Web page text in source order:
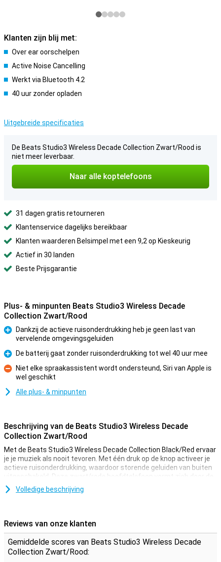
Klanten zijn blij met:
Over ear oorschelpen
Active Noise Cancelling
Werkt via Bluetooth 4.2
40 uur zonder opladen
Uitgebreide specificaties
De Beats Studio3 Wireless Decade Collection Zwart/Rood is
niet meer leverbaar.
Naar alle koptelefoons
31 dagen gratis retourneren
Klantenservice dagelijks bereikbaar
Klanten waarderen Belsimpel met een 9,2 op Kieskeurig
Actief in 30 landen
Beste Prijsgarantie
Plus- & minpunten Beats Studio3 Wireless Decade
Collection Zwart/Rood
Pluspunt
Dankzij de actieve ruisonderdrukking heb je geen last van
vervelende omgevingsgeluiden
Pluspunt
De batterij gaat zonder ruisonderdrukking tot wel 40 uur mee
Minpunt
Niet elke spraakassistent wordt ondersteund, Siri van Apple is
wel geschikt
Alle plus- & minpunten
Beschrijving van de Beats Studio3 Wireless Decade
Collection Zwart/Rood
Met de Beats Studio3 Wireless Decade Collection Black/Red ervaar
je je muziek als nooit tevoren. Met één druk op de knop activeer je
actieve ruisonderdrukking, waardoor storende geluiden van buiten
uitgeschakeld. Deze zwart/rode hoofdtelefoon vormt zich door de
zachte oorbedekkende kussens naadloos om je oren.
lievelingsmuziek. Opladen van je hoofdtelefoon doe je eenvoudig en
snel door middel van Fast Fuel-technologie. Na 10 minuutjes
opladen kan deze Studio3 namelijk weer 3 uur vooruit!
Volledige beschrijving
Reviews van onze klanten
Gemiddelde scores van Beats Studio3 Wireless Decade
Collection Zwart/Rood: